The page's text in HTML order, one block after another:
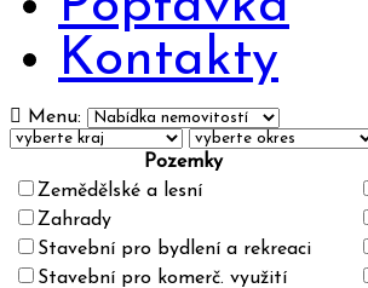
Kontakty
Menu:
Pozemky
Zemědělské a lesní
Zahrady
Stavební pro bydlení a rekreaci
Stavební pro komerč. využití